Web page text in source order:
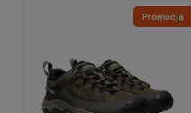
Promocja